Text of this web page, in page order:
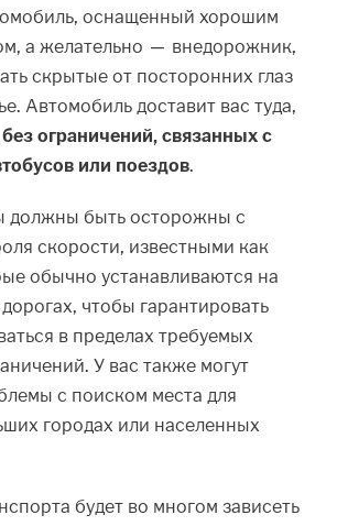
оснащенный хорошим
а желательно — внедорожник,
скрытые от посторонних глаз
Автомобиль доставит вас туда,
ограничений, связанных с
или поездов.
должны быть осторожны с
скорости, известными как
обычно устанавливаются на
чтобы гарантировать
в пределах требуемых
У вас также могут
с поиском места для
городах или населенных
будет во многом зависеть